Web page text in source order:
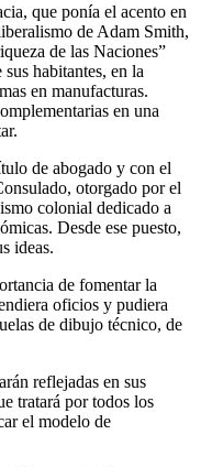
que ponía el acento en
de Adam Smith,
de las Naciones”
habitantes, en la
en manufacturas.
en una
de abogado y con el
otorgado por el
colonial dedicado a
Desde ese puesto,
ideas.
de fomentar la
oficios y pudiera
de dibujo técnico, de
reflejadas en sus
tratará por todos los
el modelo de